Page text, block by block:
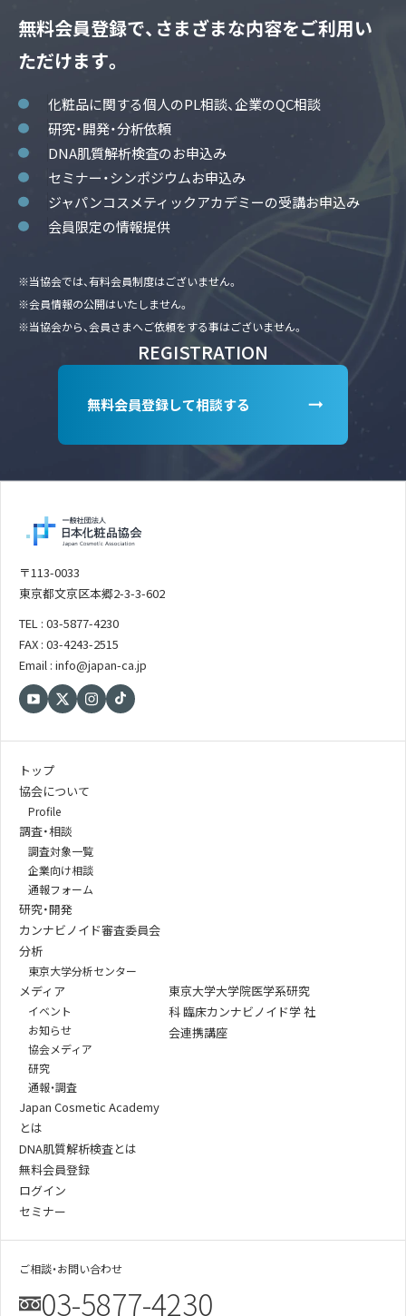
無料会員登録で、さまざまな内容をご利用い
ただけます。
化粧品に関する個人のPL相談、企業のQC相談
研究・開発・分析依頼
DNA肌質解析検査のお申込み
セミナー・シンポジウムお申込み
ジャパンコスメティックアカデミーの受講お申込み
会員限定の情報提供
※当協会では、有料会員制度はございません。
※会員情報の公開はいたしません。
※当協会から、会員さまへご依頼をする事はございません。
REGISTRATION
無料会員登録して相談する
〒113-0033
東京都文京区本郷2-3-3-602
TEL : 03-5877-4230
FAX : 03-4243-2515
Email : info@japan-ca.jp
トップ
協会について
Profile
調査・相談
調査対象一覧
企業向け相談
通報フォーム
研究・開発
カンナビノイド審査委員会
分析
東京大学分析センター
メディア
イベント
お知らせ
協会メディア
研究
通報・調査
Japan Cosmetic Academy
とは
DNA肌質解析検査とは
無料会員登録
ログイン
セミナー
東京大学大学院医学系研究
科 臨床カンナビノイド学 社
会連携講座
ご相談・お問い合わせ
03-5877-4230